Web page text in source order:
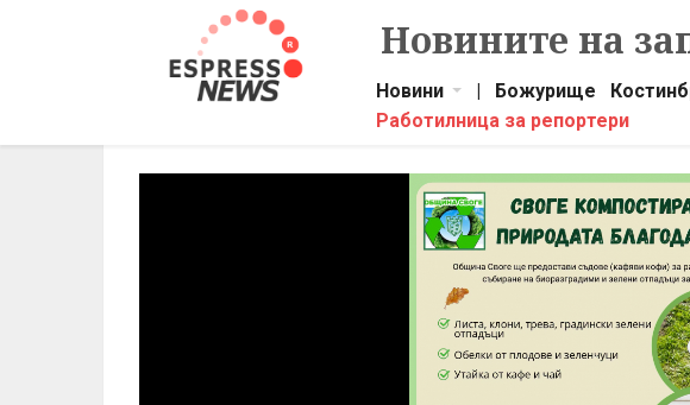
Новините на
Новини | Божурище
Работилница за репортери